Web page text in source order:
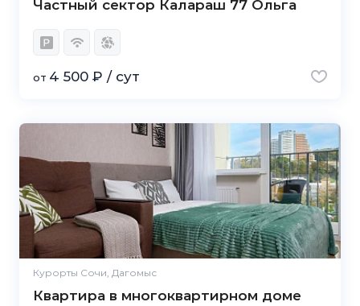
Частный сектор Калараш 77 Ольга
от 4 500 ₽ / сут
Курорты Сочи, Дагомыс
Квартира в многоквартирном доме